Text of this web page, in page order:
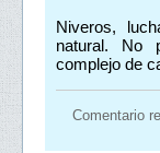
Niveros,
natural. No
complejo de
Comentario